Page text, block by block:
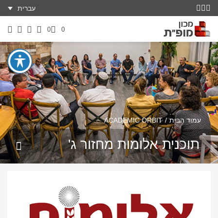
עברית
0
0
עמוד הבית ACADEMIC ORBIT
תוכנית אלומות מחזור ג'